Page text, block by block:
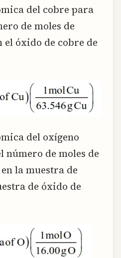
del cobre para
de moles de
el óxido de cobre de
del oxígeno
de moles de
la muestra de
de óxido de